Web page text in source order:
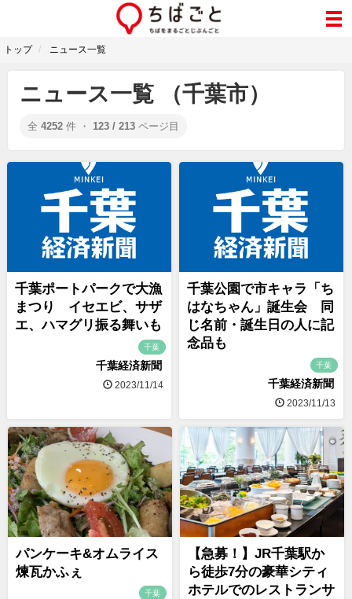
トップ ニュース一覧
ニュース一覧 （千葉市）
全 4252 件 ・ 123 / 213 ページ目
千葉ポートパークで大漁
まつり イセエビ、サザ
エ、ハマグリ振る舞いも
千葉
千葉経済新聞
2023/11/14
千葉公園で市キャラ「ち
はなちゃん」誕生会 同
じ名前・誕生日の人に記
念品も
千葉
千葉経済新聞
2023/11/13
パンケーキ&オムライス
煉瓦かふぇ
千葉
【急募！】JR千葉駅か
ら徒歩7分の豪華シティ
ホテルでのレストランサ